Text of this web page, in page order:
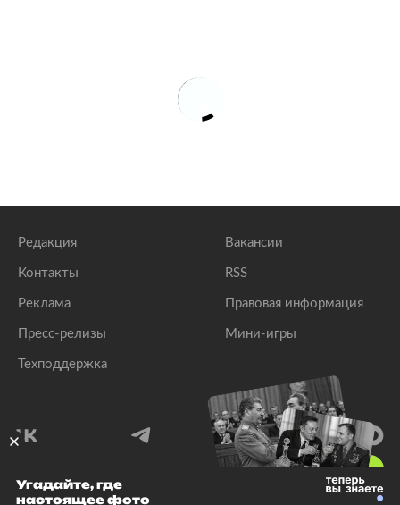
Редакция
Контакты
Реклама
Пресс-релизы
Техподдержка
Вакансии
RSS
Правовая информация
Мини-игры
© 1999–2026 Все права защищены.
Угадайте, где
настоящее фото